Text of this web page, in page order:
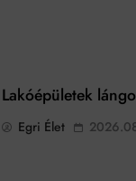
Lakóépületek
Egri Élet